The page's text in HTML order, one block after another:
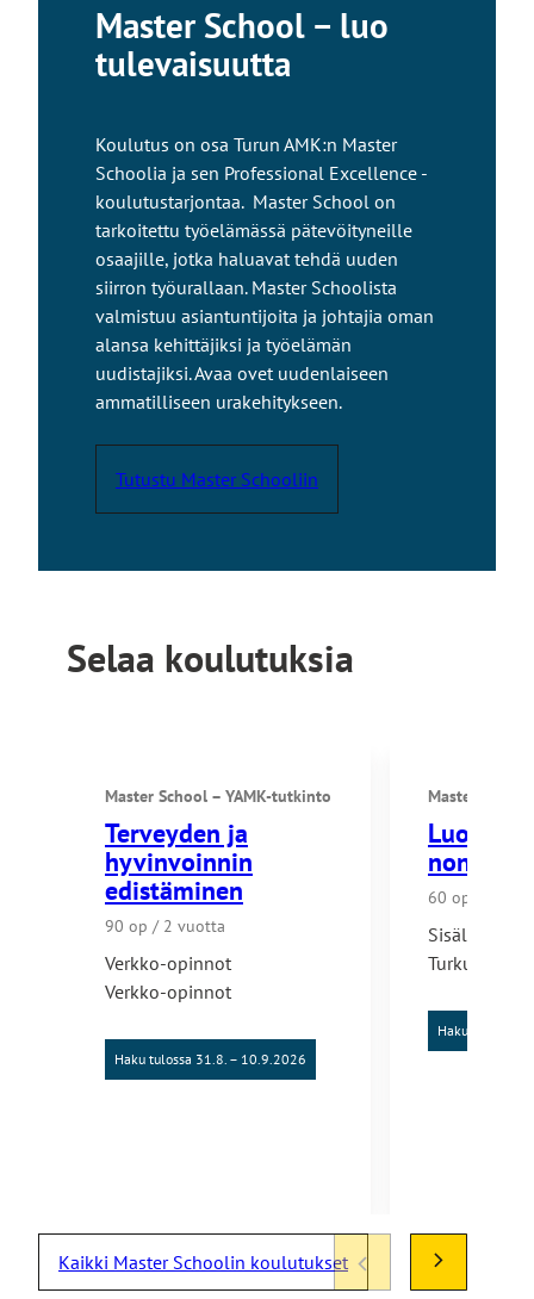
Master School − luo
tulevaisuutta
Koulutus on osa Turun AMK:n Master
Schoolia ja sen Professional Excellence -
koulutustarjontaa. Master School on
tarkoitettu työelämässä pätevöityneille
osaajille, jotka haluavat tehdä uuden
siirron työurallaan. Master Schoolista
valmistuu asiantuntijoita ja johtajia oman
alansa kehittäjiksi ja työelämän
uudistajiksi. Avaa ovet uudenlaiseen
ammatilliseen urakehitykseen.
Tutustu Master Schooliin
Selaa koulutuksia
Kaikki Master Schoolin koulutukset
Master School – YAMK-tutkinto
Terveyden ja
hyvinvoinnin
edistäminen
90 op / 2 vuotta
Verkko-opinnot
Verkko-opinnot
Haku tulossa 31.8. – 10.9.2026
Master
Luova
nonfiktio
60 op / 1,5 v.
Sisältää
Turku
Haku tulossa